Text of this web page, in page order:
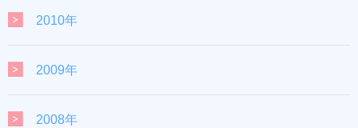
2010年
2009年
2008年